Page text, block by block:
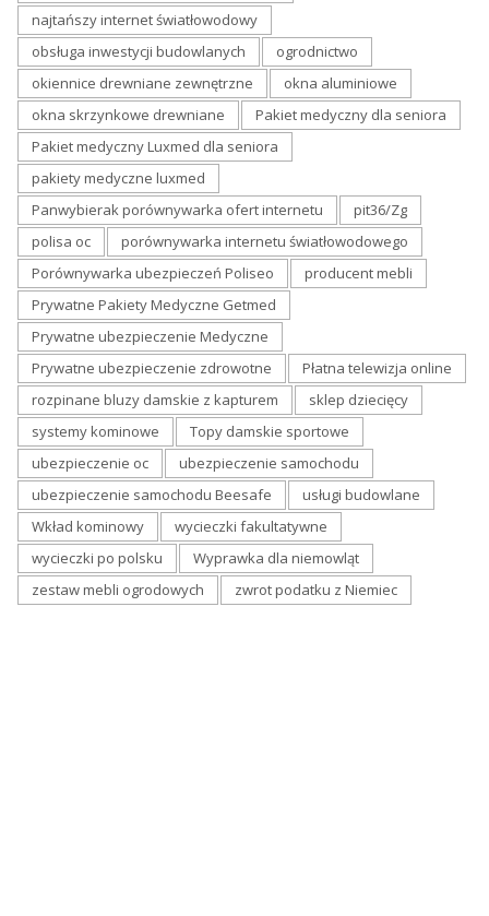
najtańszy internet światłowodowy
obsługa inwestycji budowlanych
ogrodnictwo
okiennice drewniane zewnętrzne
okna aluminiowe
okna skrzynkowe drewniane
Pakiet medyczny dla seniora
Pakiet medyczny Luxmed dla seniora
pakiety medyczne luxmed
Panwybierak porównywarka ofert internetu
pit36/Zg
polisa oc
porównywarka internetu światłowodowego
Porównywarka ubezpieczeń Poliseo
producent mebli
Prywatne Pakiety Medyczne Getmed
Prywatne ubezpieczenie Medyczne
Prywatne ubezpieczenie zdrowotne
Płatna telewizja online
rozpinane bluzy damskie z kapturem
sklep dziecięcy
systemy kominowe
Topy damskie sportowe
ubezpieczenie oc
ubezpieczenie samochodu
ubezpieczenie samochodu Beesafe
usługi budowlane
Wkład kominowy
wycieczki fakultatywne
wycieczki po polsku
Wyprawka dla niemowląt
zestaw mebli ogrodowych
zwrot podatku z Niemiec